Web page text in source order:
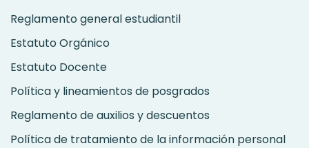
Reglamento general estudiantil
Estatuto Orgánico
Estatuto Docente
Política y lineamientos de posgrados
Reglamento de auxilios y descuentos
Política de tratamiento de la información personal